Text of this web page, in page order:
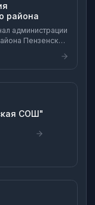
района
администрации
Пензенской
СОШ"